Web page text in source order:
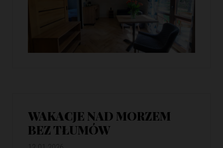
WAKACJE NAD MORZEM
BEZ TŁUMÓW